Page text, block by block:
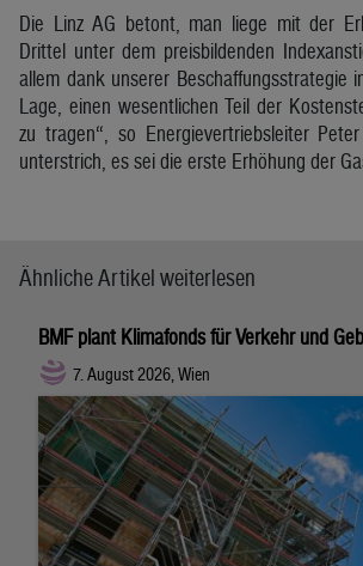
Die Linz AG betont, man liege mit der
Drittel unter dem preisbildenden
allem dank unserer Beschaffungsstrategie
Lage, einen wesentlichen Teil der
zu tragen“, so Energievertriebsleiter
unterstrich, es sei die erste Erhöhung der
Ähnliche Artikel weiterlesen
BMF plant Klimafonds für Verkehr und
7. August 2026, Wien